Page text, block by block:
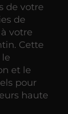
de votre
de
votre
Cette
et le
pour
haute